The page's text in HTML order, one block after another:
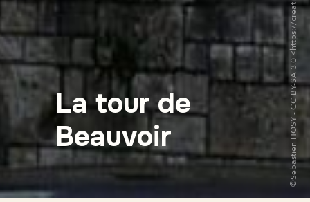
La tour de
Beauvoir